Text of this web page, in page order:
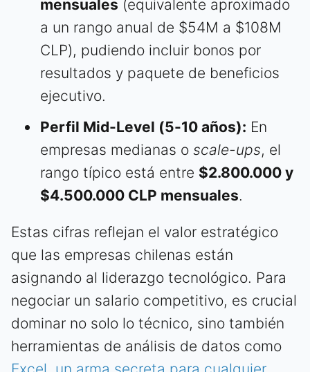
mensuales (equivalente aproximado
a un rango anual de $54M a $108M
CLP), pudiendo incluir bonos por
resultados y paquete de beneficios
ejecutivo.
Perfil Mid-Level (5-10 años): En
empresas medianas o scale-ups, el
rango típico está entre $2.800.000 y
$4.500.000 CLP mensuales.
Estas cifras reflejan el valor estratégico
que las empresas chilenas están
asignando al liderazgo tecnológico. Para
negociar un salario competitivo, es crucial
dominar no solo lo técnico, sino también
herramientas de análisis de datos como